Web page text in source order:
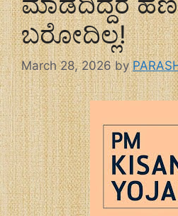
ಬರೋದಿಲ್ಲ!
March 28, 2026 by